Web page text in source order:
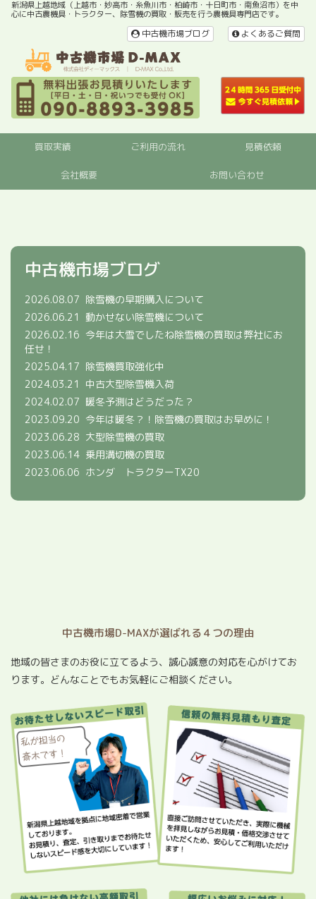
新潟県上越地域（上越市・妙高市・糸魚川市・柏崎市・十日町市・南魚沼市）を中
心に中古農機具・トラクター、除雪機の買取・販売を行う農機具専門店です。
よくあるご質問
中古機市場ブログ
買取実績 ご利用の流れ 見積依頼
会社概要 お問い合わせ
中古機市場ブログ
2026.08.07 除雪機の早期購入について
2026.06.21
動かせない除雪機について
2026.02.16 今年は大雪でしたね除雪機の買取は弊社にお
任せ！
2025.04.17 除雪機買取強化中
2024.03.21
中古大型除雪機入荷
2024.02.07 暖冬予測はどうだった？
2023.09.20 今年は暖冬？！除雪機の買取はお早めに！
2023.06.28 大型除雪機の買取
2023.06.14 乗用溝切機の買取
2023.06.06 ホンダ トラクターTX20
中古機市場D-MAXが選ばれる４つの理由
地域の皆さまのお役に立てるよう、誠心誠意の対応を心がけてお
ります。どんなことでもお気軽にご相談ください。